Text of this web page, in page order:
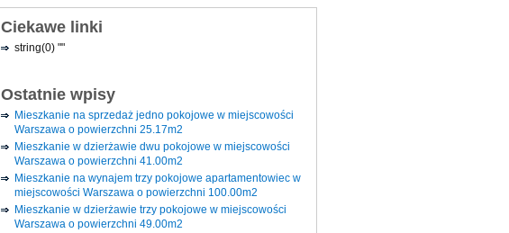
Ciekawe linki
string(0) ""
Ostatnie wpisy
Mieszkanie na sprzedaż jedno pokojowe w miejscowości
Warszawa o powierzchni 25.17m2
Mieszkanie w dzierżawie dwu pokojowe w miejscowości
Warszawa o powierzchni 41.00m2
Mieszkanie na wynajem trzy pokojowe apartamentowiec w
miejscowości Warszawa o powierzchni 100.00m2
Mieszkanie w dzierżawie trzy pokojowe w miejscowości
Warszawa o powierzchni 49.00m2